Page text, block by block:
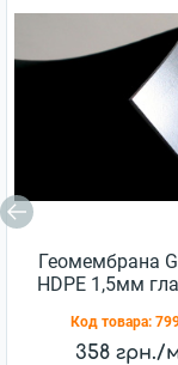
Геомембрана
HDPE 1,5мм
Код товара:
358 грн./